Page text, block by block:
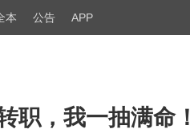
本 公告 APP
职，我一抽满命！